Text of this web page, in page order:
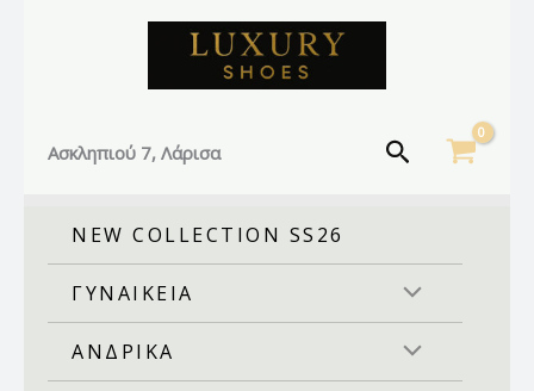
Ασκληπιού 7, Λάρισα Αναζήτηση
NEW COLLECTION SS26
ΓΥΝΑΙΚΕΙΑ
ΑΝΔΡΙΚΑ
by